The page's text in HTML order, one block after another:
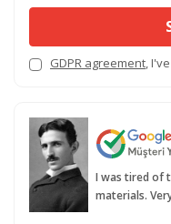
GDPR agreement,
I was tired of
materials.